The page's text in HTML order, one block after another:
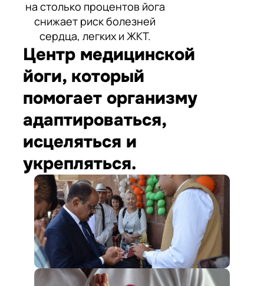
на столько процентов йога
снижает риск болезней
сердца, легких и ЖКТ.
Центр медицинской
йоги, который
помогает организму
адаптироваться,
исцеляться и
укрепляться.